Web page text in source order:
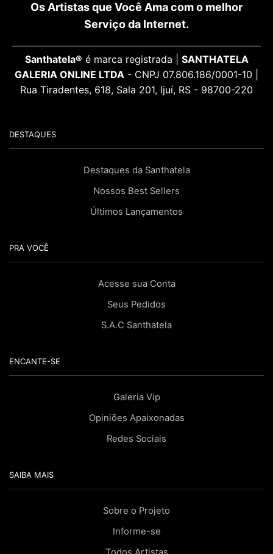
Os Artistas que Você Ama com o melhor
Serviço da Internet.
Santhatela® é marca registrada | SANTHATELA
GALERIA ONLINE LTDA - CNPJ 07.806.186/0001-10 |
Rua Tiradentes, 618, Sala 201, Ijuí, RS - 98700-220
DESTAQUES
Destaques da Santhatela
Nossos Best Sellers
Últimos Lançamentos
PRA VOCÊ
Acesse sua Conta
Seus Pedidos
S.A.C Santhatela
ENCANTE-SE
Galeria Vip
Opiniões Apaixonadas
Redes Sociais
SAIBA MAIS
Sobre o Projeto
Informe-se